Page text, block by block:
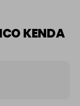
KENDA